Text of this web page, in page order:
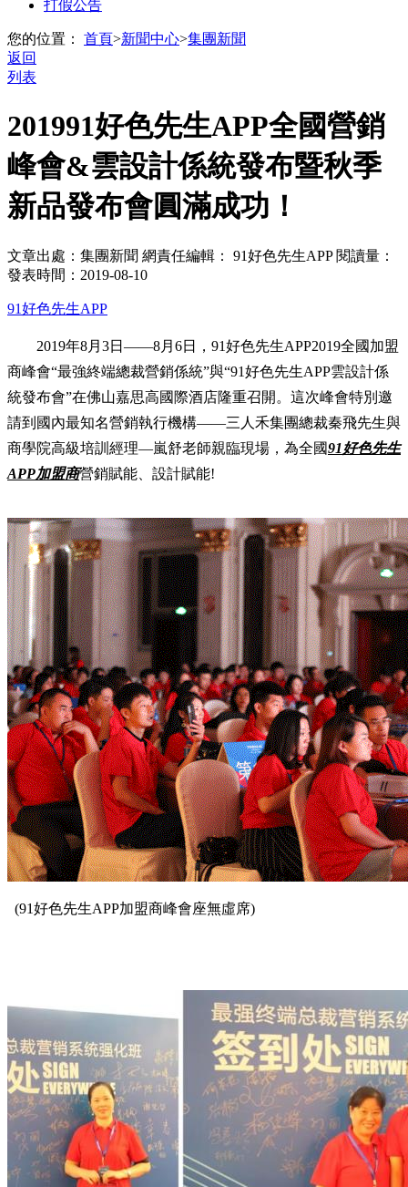
打假公告
您的位置： 首頁>新聞中心>集團新聞
返回
列表
201991好色先生APP全國營銷
峰會&雲設計係統發布暨秋季
新品發布會圓滿成功！
文章出處：集團新聞 網責任編輯： 91好色先生APP 閱讀量：
發表時間：2019-08-10
91好色先生APP
2019年8月3日——8月6日，91好色先生APP2019全國加盟
商峰會“最強終端總裁營銷係統”與“91好色先生APP雲設計係
統發布會”在佛山嘉思高國際酒店隆重召開。這次峰會特別邀
請到國內最知名營銷執行機構——三人禾集團總裁秦飛先生與
商學院高級培訓經理—嵐舒老師親臨現場，為全國91好色先生
APP加盟商營銷賦能、設計賦能!
(91好色先生APP加盟商峰會座無虛席)